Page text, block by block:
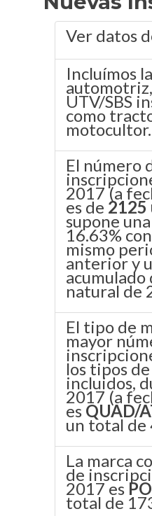
Ver datos
Incluímos
UTV/SBS
como
motocultor.
El número
2017 (a
es de 2125
supone
16.63%
mismo
anterior y
natural de
El tipo de
mayor
los tipos
incluidos,
2017 (a
es QUAD/
un total de
La marca
de
2017 es
total de